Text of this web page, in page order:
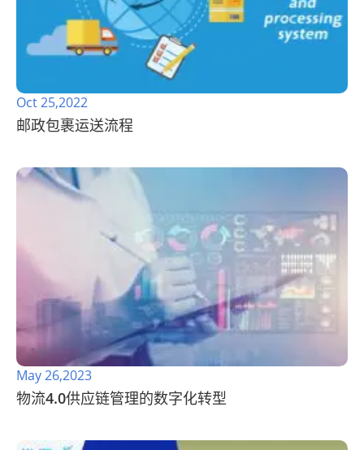
Oct 25,2022
邮政包裹运送流程
May 26,2023
物流4.0供应链管理的数字化转型